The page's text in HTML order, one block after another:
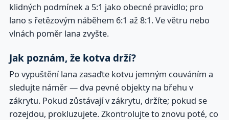
klidných podmínek a 5:1 jako obecné pravidlo; pro
lano s řetězovým náběhem 6:1 až 8:1. Ve větru nebo
vlnách poměr lana zvyšte.
Jak poznám, že kotva drží?
Po vypuštění lana zasaďte kotvu jemným couváním a
sledujte náměr — dva pevné objekty na břehu v
zákrytu. Pokud zůstávají v zákrytu, držíte; pokud se
rozejdou, prokluzujete. Zkontrolujte to znovu poté, co